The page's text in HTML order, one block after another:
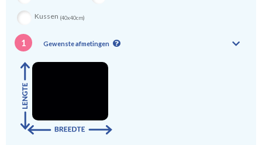
Kussen (40x40cm)
1 Gewenste afmetingen